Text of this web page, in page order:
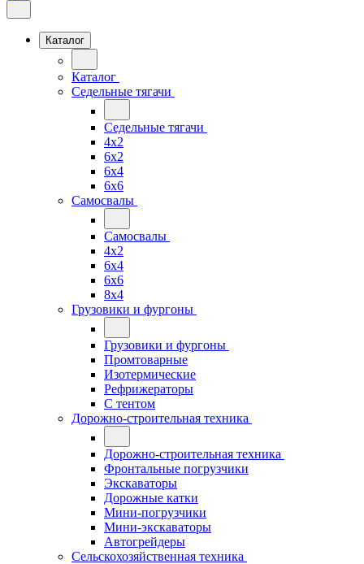
Каталог
Каталог
Седельные тягачи
Седельные тягачи
4x2
6x2
6x4
6x6
Самосвалы
Самосвалы
4x2
6x4
6x6
8x4
Грузовики и фургоны
Грузовики и фургоны
Промтоварные
Изотермические
Рефрижераторы
С тентом
Дорожно-строительная техника
Дорожно-строительная техника
Фронтальные погрузчики
Экскаваторы
Дорожные катки
Мини-погрузчики
Мини-экскаваторы
Автогрейдеры
Сельскохозяйственная техника